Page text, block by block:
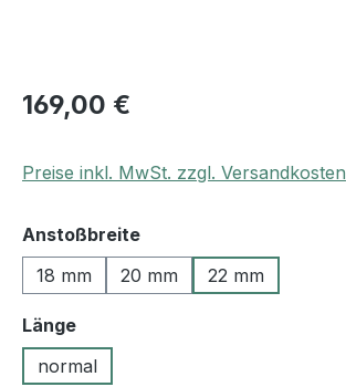
169,00 €
Preise inkl. MwSt. zzgl. Versandkosten
Anstoßbreiteauswählen
18 mm
20 mm 22 mm
Längeauswählen
normal